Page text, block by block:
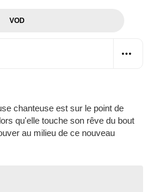
VOD
chanteuse est sur le point de
qu'elle touche son rêve du bout
au milieu de ce nouveau